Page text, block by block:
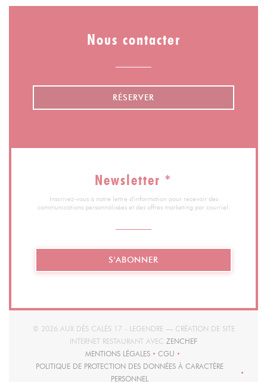
Nous contacter
RÉSERVER
Newsletter *
Inscrivez-vous à notre lettre d'information pour recevoir des
communications personnalisées et des offres marketing par courriel.
S'ABONNER
© 2026 AUX DÉS CALÉS 17 - LEGENDRE — CRÉATION DE SITE
INTERNET RESTAURANT AVEC ZENCHEF((OUVRE UNE
MENTIONS LÉGALES
((OUVRE UNE NOUVELLE FENÊTRE))
CGU
((OUVRE UNE NOUVELLE
POLITIQUE DE PROTECTION DES DONNÉES À CARACTÈRE
PERSONNEL((OUVRE UNE NOUVELLE FENÊTRE))